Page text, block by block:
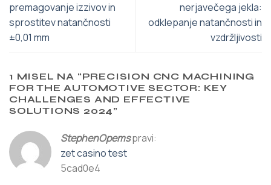
premagovanje izzivov in
sprostitev natančnosti
±0,01 mm
nerjavečega jekla:
odklepanje natančnosti in
vzdržljivosti
1 MISEL NA “PRECISION CNC MACHINING
FOR THE AUTOMOTIVE SECTOR: KEY
CHALLENGES AND EFFECTIVE
SOLUTIONS 2024”
StephenOpemspravi:
zet casino test
5cad0e4